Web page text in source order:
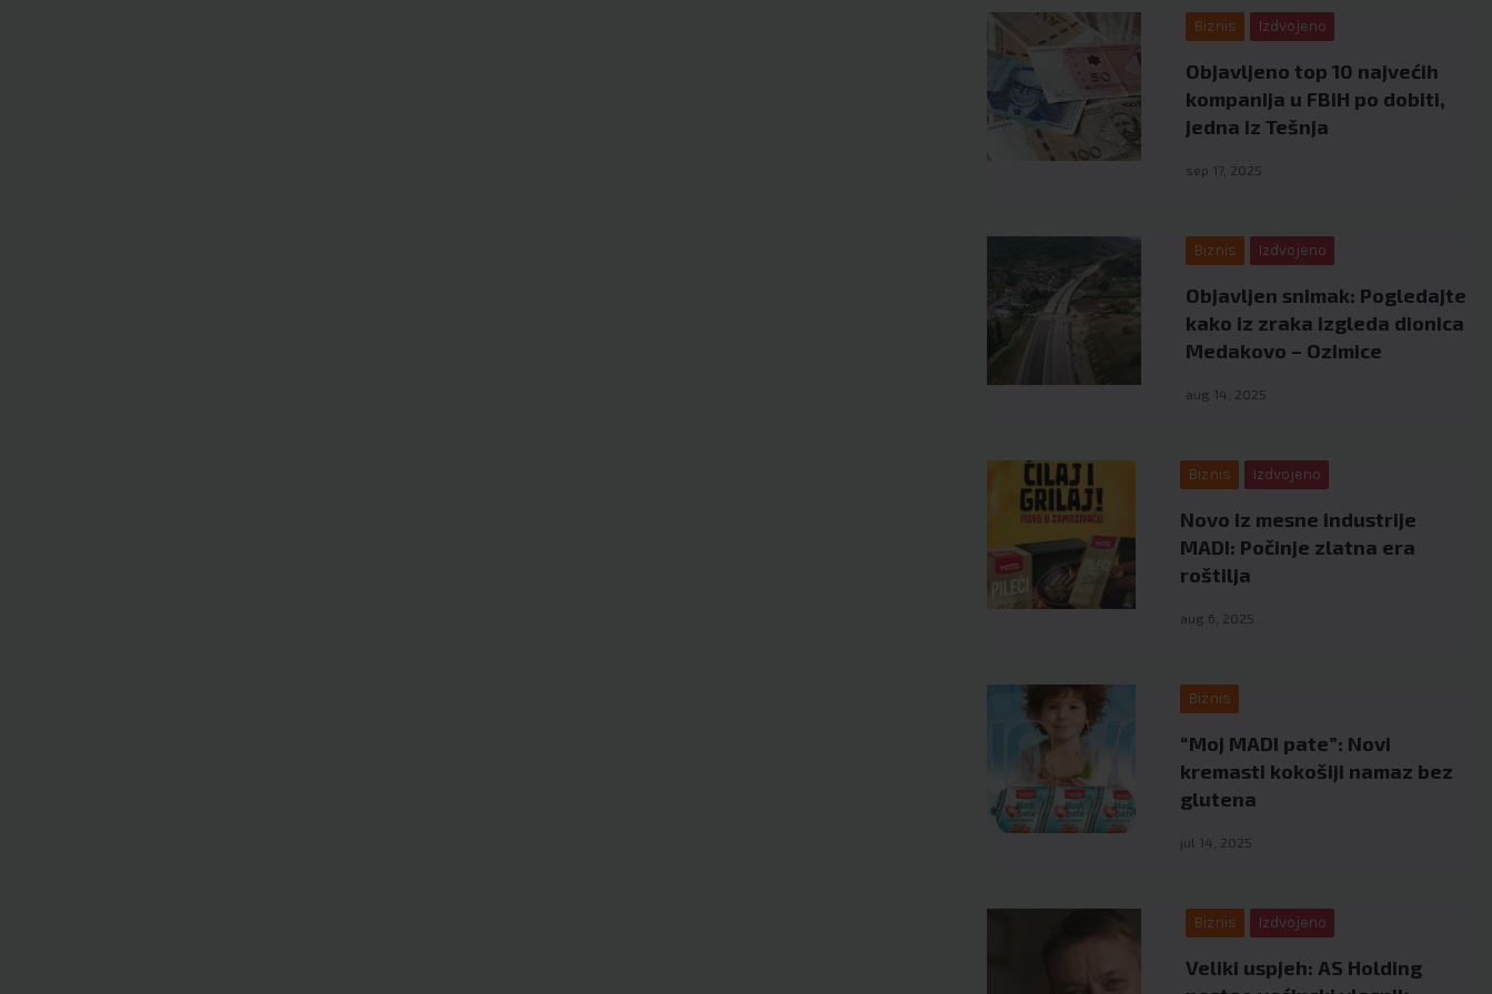
Biznis Izdvojeno
Objavljeno top 10 najvećih
kompanija u FBiH po dobiti,
jedna iz Tešnja
sep 17, 2025
Biznis Izdvojeno
Objavljen snimak: Pogledajte
kako iz zraka izgleda dionica
Medakovo – Ozimice
aug 14, 2025
Biznis Izdvojeno
Novo iz mesne industrije
MADI: Počinje zlatna era
roštilja
aug 6, 2025
Biznis
“Moj MADI pate”: Novi
kremasti kokošiji namaz bez
glutena
jul 14, 2025
Biznis Izdvojeno
Veliki uspjeh: AS Holding